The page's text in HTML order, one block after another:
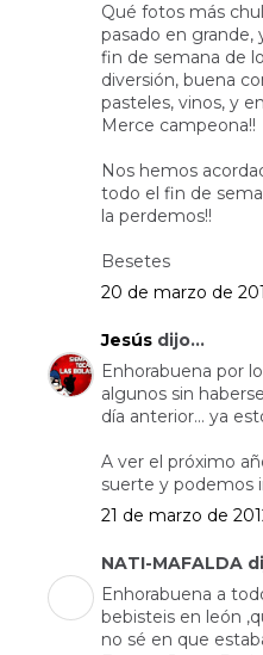
Qué fotos más
pasado en grande,
fin de semana de
diversión, buena
pasteles, vinos, y
Merce campeona!!
Nos hemos
todo el fin de
la perdemos!!
Besetes
20 de marzo de
Jesús dijo...
Enhorabuena por
algunos sin
día anterior... ya
A ver el próximo
suerte y podemos
21 de marzo de
NATI-MAFALDA
Enhorabuena a
bebisteis en león
no sé en que